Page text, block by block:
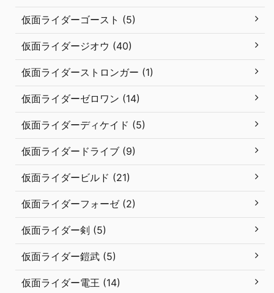
仮面ライダーゴースト (5)
仮面ライダージオウ (40)
仮面ライダーストロンガー (1)
仮面ライダーゼロワン (14)
仮面ライダーディケイド (5)
仮面ライダードライブ (9)
仮面ライダービルド (21)
仮面ライダーフォーゼ (2)
仮面ライダー剣 (5)
仮面ライダー鎧武 (5)
仮面ライダー電王 (14)